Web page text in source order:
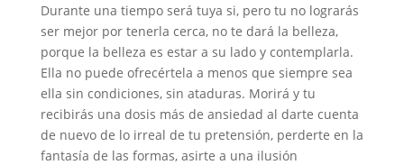
Durante una tiempo será tuya si, pero tu no lograrás
ser mejor por tenerla cerca, no te dará la belleza,
porque la belleza es estar a su lado y contemplarla.
Ella no puede ofrecértela a menos que siempre sea
ella sin condiciones, sin ataduras. Morirá y tu
recibirás una dosis más de ansiedad al darte cuenta
de nuevo de lo irreal de tu pretensión, perderte en la
fantasía de las formas, asirte a una ilusión